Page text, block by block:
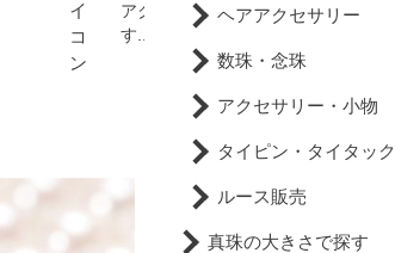
アクセもバッチリなので
す...
ヘアアクセサリー
数珠・念珠
アクセサリー・小物
タイピン・タイタック
ルース販売
真珠の大きさで探す